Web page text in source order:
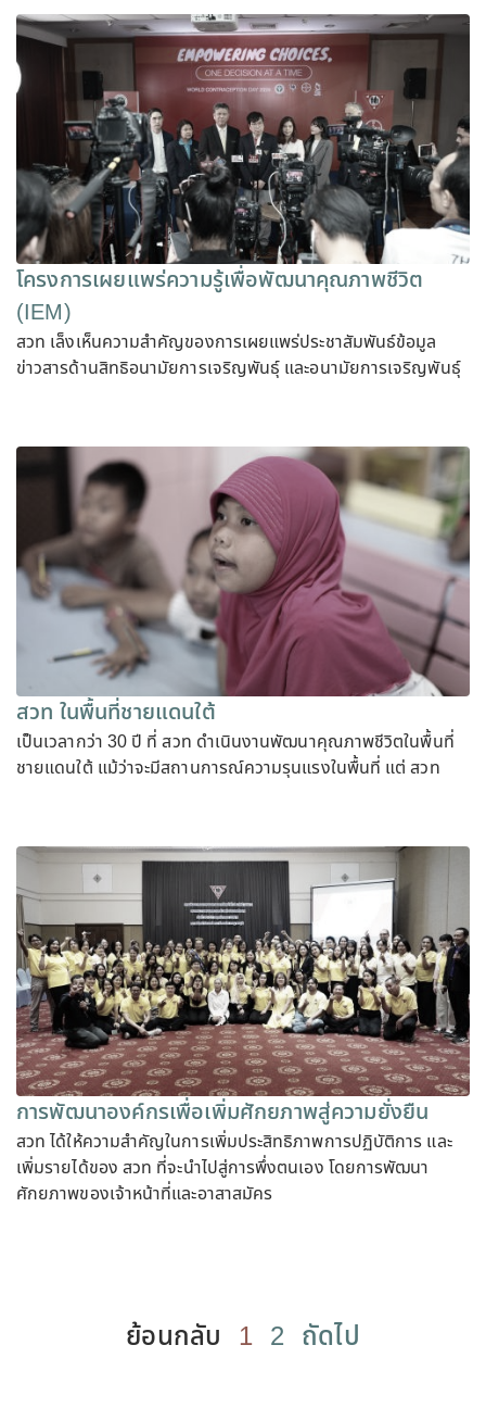
โครงการเผยแพร่ความรู้เพื่อพัฒนาคุณภาพชีวิต
(IEM)
สวท เล็งเห็นความสำคัญของการเผยแพร่ประชาสัมพันธ์ข้อมูล
ข่าวสารด้านสิทธิอนามัยการเจริญพันธุ์ และอนามัยการเจริญพันธุ์
สวท ในพื้นที่ชายแดนใต้
เป็นเวลากว่า 30 ปี ที่ สวท ดำเนินงานพัฒนาคุณภาพชีวิตในพื้นที่
ชายแดนใต้ แม้ว่าจะมีสถานการณ์ความรุนแรงในพื้นที่ แต่ สวท
การพัฒนาองค์กรเพื่อเพิ่มศักยภาพสู่ความยั่งยืน
สวท ได้ให้ความสำคัญในการเพิ่มประสิทธิภาพการปฏิบัติการ และ
เพิ่มรายได้ของ สวท ที่จะนำไปสู่การพึ่งตนเอง โดยการพัฒนา
ศักยภาพของเจ้าหน้าที่และอาสาสมัคร
ย้อนกลับ 1 2 ถัดไป